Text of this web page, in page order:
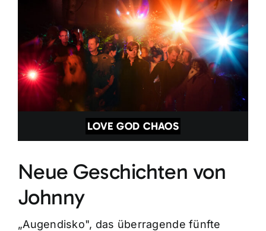
LOVE GOD CHAOS
Neue Geschichten von
Johnny
„Augendisko", das überragende fünfte